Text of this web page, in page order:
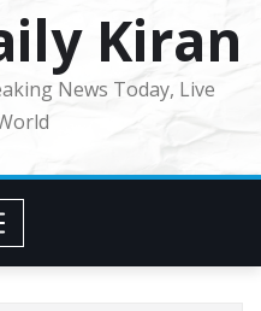
Kiran
News Today, Live